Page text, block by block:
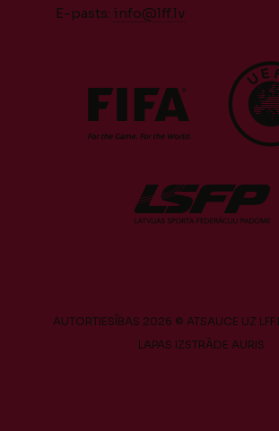
E-pasts: info@lff.lv
AUTORTIESĪBAS 2026 © ATSAUCE UZ
LAPAS IZSTRĀDE AURIS